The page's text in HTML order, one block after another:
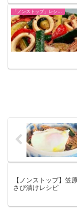
【ノンストップ】笠
さび漬けレシピ